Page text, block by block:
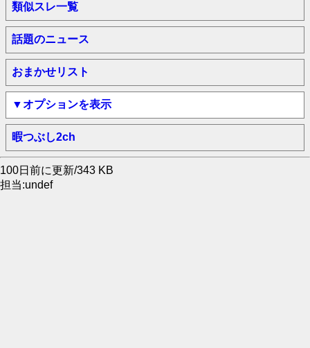
類似スレ一覧
話題のニュース
おまかせリスト
▼オプションを表示
暇つぶし2ch
100日前に更新/343 KB
担当:undef